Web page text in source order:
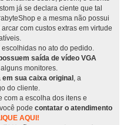
já se declara ciente que tal
e a mesma não possui
com custos extras em virtude
no ato do pedido.
saída de vídeo VGA
monitores.
sua caixa original , a
do cliente.
com a escolha dos itens e
pode contatar o atendimento
AQUI!